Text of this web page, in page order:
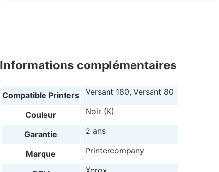
Informations complémentaires
Compatible Printers Versant 180, Versant 80
Couleur Noir (K)
Garantie 2 ans
Marque Printercompany
Xerox